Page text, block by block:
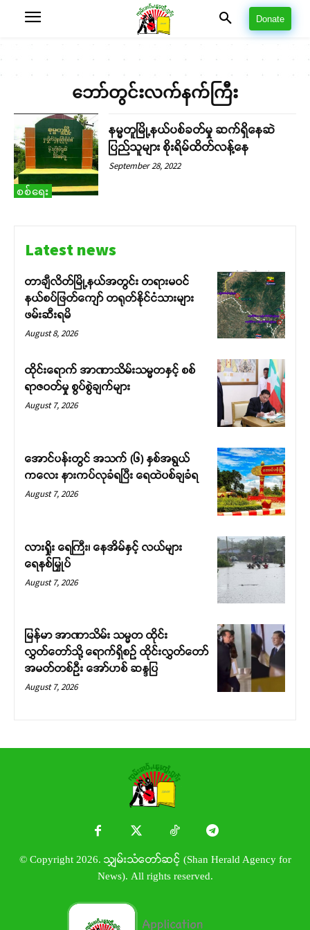
Donate
ဘော်တွင်းလက်နက်ကြီး
စစ်ရေး
နမ္မတူမြို့နယ်ပစ်ခတ်မှု ဆက်ရှိနေဆဲ
ပြည်သူများ စိုးရိမ်ထိတ်လန့်နေ
September 28, 2022
Latest news
တာချီလိတ်မြို့နယ်အတွင်း တရားမဝင်
နယ်စပ်ဖြတ်ကျော် တရုတ်နိုင်ငံသားများ
ဖမ်းဆီးရမိ
August 8, 2026
ထိုင်းရောက် အာဏာသိမ်းသမ္မတနှင့် စစ်
ရာဇဝတ်မှု စွပ်စွဲချက်များ
August 7, 2026
အောင်ပန်းတွင် အသက် (၆) နှစ်အရွယ်
ကလေး နားကပ်လုခံရပြီး ရေထဲပစ်ချခံရ
August 7, 2026
လားရှိုး ရေကြီး၊ နေအိမ်နှင့် လယ်များ
ရေနစ်မြှုပ်
August 7, 2026
မြန်မာ အာဏာသိမ်း သမ္မတ ထိုင်း
လွှတ်တော်သို့ ရောက်ရှိစဉ် ထိုင်းလွှတ်တော်
အမတ်တစ်ဦး အော်ဟစ် ဆန္ဒပြ
August 7, 2026
© Copyright 2026. သျှမ်းသံတော်ဆင့် (Shan Herald Agency for
News). All rights reserved.